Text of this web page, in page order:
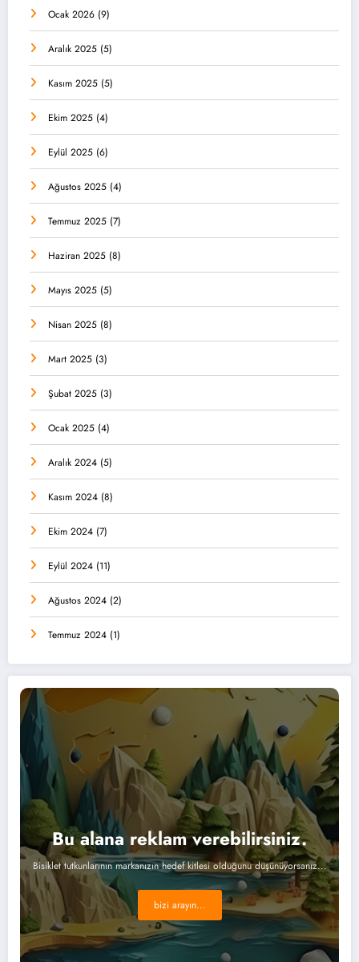
Ocak 2026 (9)
Aralık 2025 (5)
Kasım 2025 (5)
Ekim 2025 (4)
Eylül 2025 (6)
Ağustos 2025 (4)
Temmuz 2025 (7)
Haziran 2025 (8)
Mayıs 2025 (5)
Nisan 2025 (8)
Mart 2025 (3)
Şubat 2025 (3)
Ocak 2025 (4)
Aralık 2024 (5)
Kasım 2024 (8)
Ekim 2024 (7)
Eylül 2024 (11)
Ağustos 2024 (2)
Temmuz 2024 (1)
Bu alana reklam verebilirsiniz.
Bisiklet tutkunlarının markanızın hedef kitlesi olduğunu düşünüyorsanız...
bizi arayın...